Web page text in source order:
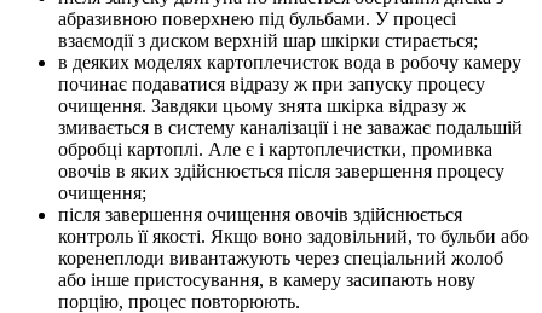
абразивною поверхнею під бульбами. У процесі
взаємодії з диском верхній шар шкірки стирається;
в деяких моделях картоплечисток вода в робочу камеру
починає подаватися відразу ж при запуску процесу
очищення. Завдяки цьому знята шкірка відразу ж
змивається в систему каналізації і не заважає подальшій
обробці картоплі. Але є і картоплечистки, промивка
овочів в яких здійснюється після завершення процесу
очищення;
після завершення очищення овочів здійснюється
контроль її якості. Якщо воно задовільний, то бульби або
коренеплоди вивантажують через спеціальний жолоб
або інше пристосування, в камеру засипають нову
порцію, процес повторюють.